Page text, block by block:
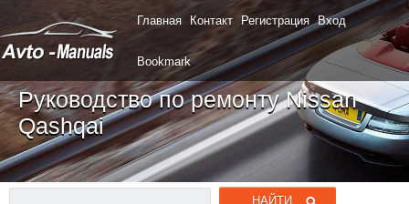
Главная Контакт Регистрация Вход
Bookmark
Руководство по ремонту Nissan
Qashqai